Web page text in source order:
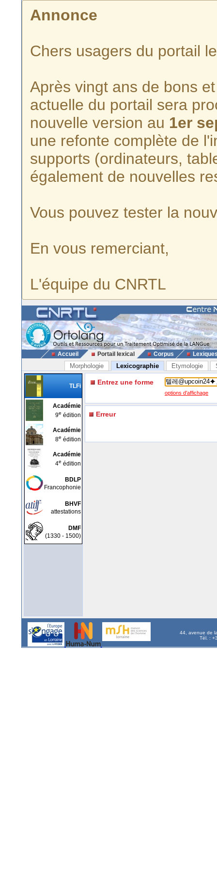
Annonce
Chers usagers du portail
Après vingt ans de bons
actuelle du portail sera
nouvelle version au 1er
une refonte complète de
supports (ordinateurs,
également de nouvelles
Vous pouvez tester la
En vous remerciant,
L'équipe du CNRTL
Accueil Portail lexical Corpus
Morphologie Lexicographie Etymologie
TLFi
Académie
9e édition
Académie
8e édition
Académie
4e édition
BDLP
Francophonie
BHVF
attestations
DMF
(1330 - 1500)
Entrez une forme
options d'affichage
Erreur
44, avenue de
Tél. :